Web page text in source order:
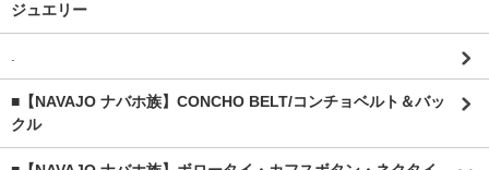
ジュエリー
.
■【NAVAJO ナバホ族】CONCHO BELT/コンチョベルト＆バッ
クル